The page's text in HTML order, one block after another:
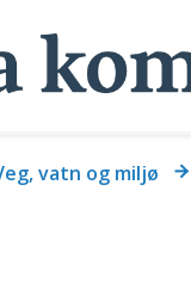
vatn og miljø